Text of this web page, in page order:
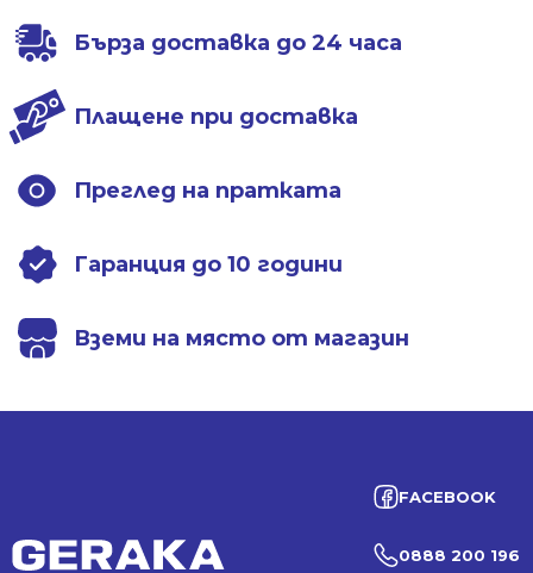
Бърза доставка до 24 часа
Плащене при доставка
Преглед на пратката
Гаранция до 10 години
Вземи на място от магазин
FACEBOOK
0888 200 196